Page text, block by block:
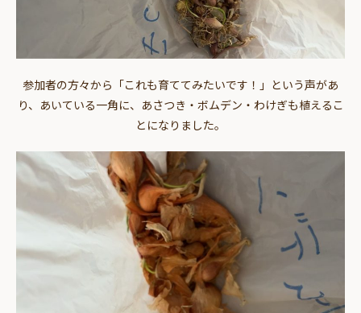
参加者の方々から「これも育ててみたいです！」という声があ
り、あいている一角に、あさつき・ボムデン・わけぎも植えるこ
とになりました。